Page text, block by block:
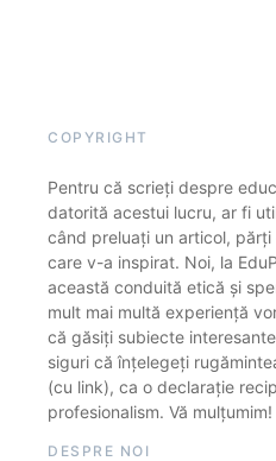
COPYRIGHT
Pentru că scrieți despre
datorită acestui lucru, ar fi
când preluați un articol,
care v-a inspirat. Noi, la
această conduită etică și
mult mai multă experiență
că găsiți subiecte
siguri că înțelegeți
(cu link), ca o declarație
profesionalism. Vă mulțumim!
DESPRE NOI